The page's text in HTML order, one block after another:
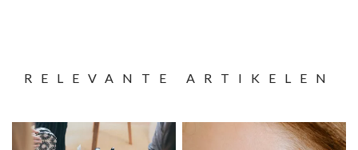
RELEVANTE ARTIKELEN